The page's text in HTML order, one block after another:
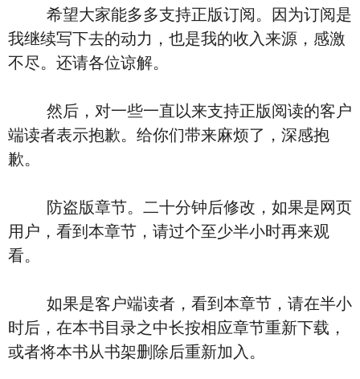
希望大家能多多支持正版订阅。因为订阅是
我继续写下去的动力，也是我的收入来源，感激
不尽。还请各位谅解。
然后，对一些一直以来支持正版阅读的客户
端读者表示抱歉。给你们带来麻烦了，深感抱
歉。
防盗版章节。二十分钟后修改，如果是网页
用户，看到本章节，请过个至少半小时再来观
看。
如果是客户端读者，看到本章节，请在半小
时后，在本书目录之中长按相应章节重新下载，
或者将本书从书架删除后重新加入。